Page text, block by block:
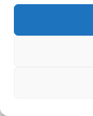
העסקי.